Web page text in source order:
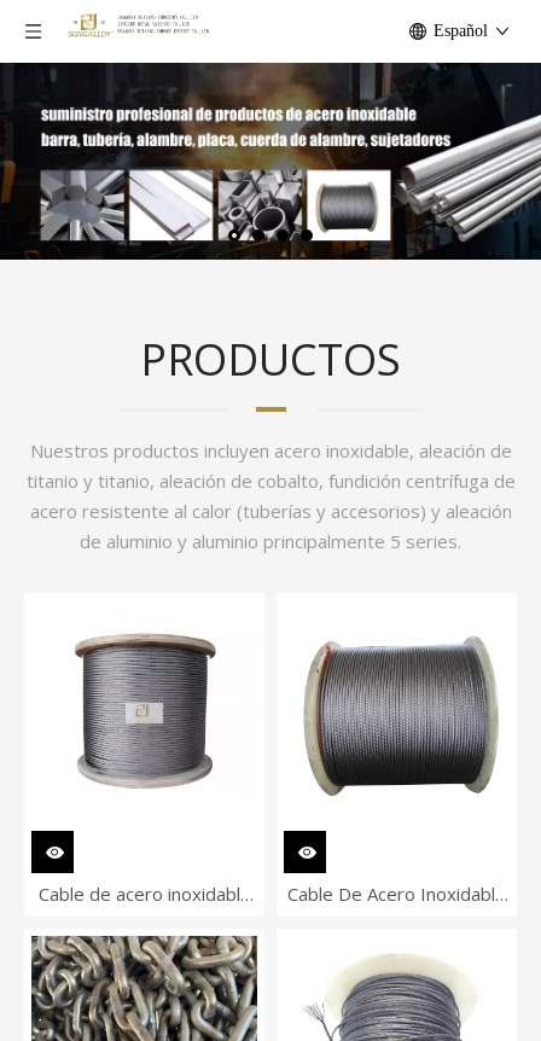
Español
PRODUCTOS
Nuestros productos incluyen acero inoxidable, aleación de
titanio y titanio, aleación de cobalto, fundición centrífuga de
acero resistente al calor (tuberías y accesorios) y aleación
de aluminio y aluminio principalmente 5 series.
Cable de acero inoxidable Cable De Acero Inoxidable